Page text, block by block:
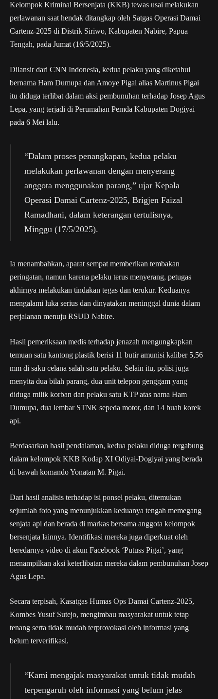
Kelompok Kriminal Bersenjata (KKB) tewas usai melakukan
perlawanan saat hendak ditangkap oleh Satgas Operasi Damai
Cartenz-2025 di Distrik Siriwo, Kabupaten Nabire, Papua
Tengah, pada Jumat (16/5/2025).
Dilansir dari CNN Indonesia, kedua pelaku yang diketahui
bernama Ham Dumupa dan Amoye Pigai alias Martinus Pigai
itu diduga terlibat dalam aksi pembunuhan terhadap Josep Agus
Lepa, yang terjadi di Perumahan Pemda Kabupaten Dogiyai
pada 6 Mei lalu.
“Dalam proses penangkapan, kedua pelaku
melakukan perlawanan dengan menyerang
anggota menggunakan parang,” ujar Kepala
Operasi Damai Cartenz-2025, Brigjen Faizal
Ramadhani, dalam keterangan tertulisnya,
Minggu (17/5/2025).
Ia menambahkan, aparat sempat memberikan tembakan
peringatan, namun karena pelaku terus menyerang, petugas
akhirnya melakukan tindakan tegas dan terukur. Keduanya
mengalami luka serius dan dinyatakan meninggal dunia dalam
perjalanan menuju RSUD Nabire.
Hasil pemeriksaan medis terhadap jenazah mengungkapkan
temuan satu kantong plastik berisi 11 butir amunisi kaliber 5,56
mm di saku celana salah satu pelaku. Selain itu, polisi juga
menyita dua bilah parang, dua unit telepon genggam yang
diduga milik korban dan pelaku satu KTP atas nama Ham
Dumupa, dua lembar STNK sepeda motor, dan 14 buah korek
api.
Berdasarkan hasil pendalaman, kedua pelaku diduga tergabung
dalam kelompok KKB Kodap XI Odiyai-Dogiyai yang berada
di bawah komando Yonatan M. Pigai.
Dari hasil analisis terhadap isi ponsel pelaku, ditemukan
sejumlah foto yang menunjukkan keduanya tengah memegang
senjata api dan berada di markas bersama anggota kelompok
bersenjata lainnya. Identifikasi mereka juga diperkuat oleh
beredarnya video di akun Facebook ‘Putuss Pigai’, yang
menampilkan aksi keterlibatan mereka dalam pembunuhan Josep
Agus Lepa.
Secara terpisah, Kasatgas Humas Ops Damai Cartenz-2025,
Kombes Yusuf Sutejo, mengimbau masyarakat untuk tetap
tenang serta tidak mudah terprovokasi oleh informasi yang
belum terverifikasi.
“Kami mengajak masyarakat untuk tidak mudah
terpengaruh oleh informasi yang belum jelas